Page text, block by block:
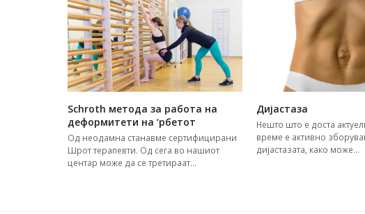
Schroth метода за работа на
деформитети на ‘рбетот
Од неодамна станавме сертифицирани
Шрот терапевти. Од сега во нашиот
центар може да се третираат…
Дијастаза
Нешто што е доста
време е активно
дијастазата, како може…